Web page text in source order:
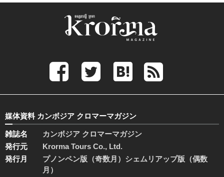
媒体資料 カンボジア クロマーマガジン
雑誌名
カンボジア クロマーマガジン
発行元
Krorma Tours Co., Ltd.
発行月
プノンペン版（奇数月）シェムリアップ版（偶数
月）